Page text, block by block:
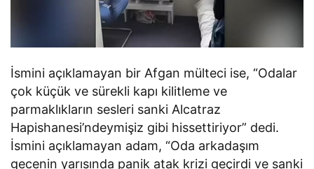
İsmini açıklamayan bir Afgan mülteci ise, “Odalar
çok küçük ve sürekli kapı kilitleme ve
parmaklıkların sesleri sanki Alcatraz
Hapishanesi’ndeymişiz gibi hissettiriyor” dedi.
İsmini açıklamayan adam, “Oda arkadaşım
gecenin yarısında panik atak krizi geçirdi ve sanki